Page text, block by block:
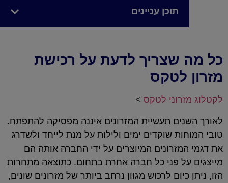
תוכן עניינים
כל מה שצריך לדעת על רכישת
מזרון לטקס
לקטלוג מזרוני לטקס >
לאורך השנים תעשיית המזרונים איננה מפסיקה להתפתח.
טובי המוחות שוקדים ימים ולילות על מנת לייחד ולשדרג
את דגמי המזרונים המיוצרים על ידי החברה אותה הם
מייצגים על פני כל חברה אחרת בתחום. כתוצאה מתחרות
הזו, ניתן כיום לרכוש מגוון נרחב ביותר של מזרונים שונים,